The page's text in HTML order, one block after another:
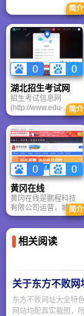
实验室、国家水运安
全工程技术研究中心
等40个国家级和省部
级科研基地，建有内
河智能航运交通运输
部协同创新中心、汽
车零部件技术湖北省
协同创新中心
简介
湖北招生考试网
招生考试信息网
(http://www.edu-
hb.com/)武汉安众科
技发展有限公司投资
承办的教育门户网
站。 招生考试信息网
自创立始，就以坚持
为考生和教育工作者
提供权威、及时、全
面的招生考试信息而
享誉业界。 此外招生
考试信息网还是
Google新闻源以及搜
搜新闻源。
简介
黄冈在线
黄冈在线是鹏程科技
有限公司运营，城市
中国提供技术支持的
黄冈综合门户网站。
她既是本地公共信息
服务平台，又是本地
丰富的频道和子频
道，内容丰富多彩，
为政府机关、企事业
单位和个人提供多种
信息服务。 鹏程科技
简介
相关阅读
关于东方不败网
东方不败网址大全特
网站均配真实截图，